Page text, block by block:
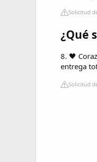
Solicitud
¿Qué
8. 🖤
entrega
Solicitud